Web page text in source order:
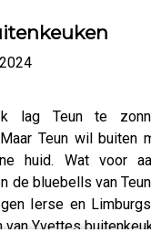
lag Teun te
Teun wil buiten
huid. Wat voor
de bluebells van
Ierse en
van Yvettes